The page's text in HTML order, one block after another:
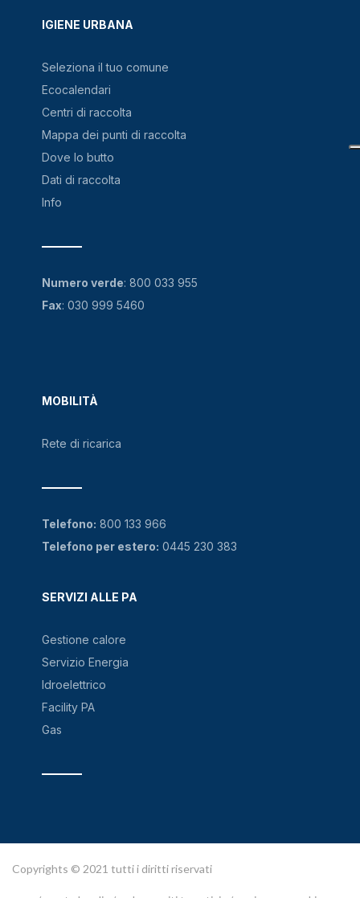
IGIENE URBANA
Seleziona il tuo comune
Ecocalendari
Centri di raccolta
Mappa dei punti di raccolta
Dove lo butto
Dati di raccolta
Info
MOBILITÀ
Rete di ricarica
SERVIZI ALLE PA
Gestione calore
Servizio Energia
Idroelettrico
Facility PA
Gas
Numero verde: 800 033 955
Fax: 030 999 5460
Telefono: 800 133 966
Telefono per estero: 0445 230 383
Copyrights © 2021 tutti i diritti riservati